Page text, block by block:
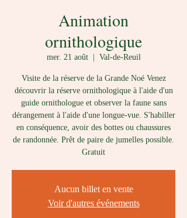
Animation
ornithologique
mer. 21 août
  |
Val-de-Reuil
Visite de la réserve de la Grande Noé Venez
découvrir la réserve ornithologique à l'aide d'un
guide ornithologue et observer la faune sans
dérangement à l'aide d'une longue-vue. S'habiller
en conséquence, avoir des bottes ou chaussures
de randonnée. Prêt de paire de jumelles possible.
Gratuit
Aucun billet en vente
Voir d'autres événements